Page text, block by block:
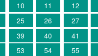
10 11 12
25 26 27
39 40 41
53 54 55